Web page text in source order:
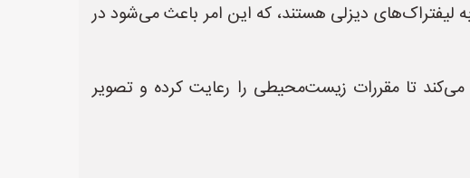
لیفتراک‌های دیزلی هستند، که این امر باعث می‌شود در
تا مقررات زیست‌محیطی را رعایت کرده و تصویر